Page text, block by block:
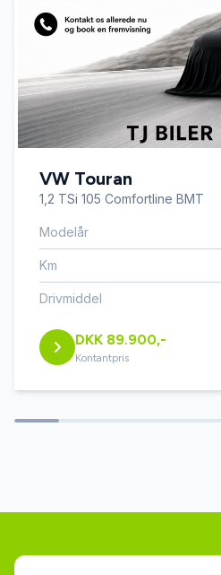
bakkamera
digitalt cockpit
el-betjent bagklap
el-indstilleligt førersæde
fjernbetjent centrallås
frunk
VW Touran
1,2 TSi 105 Comfortline BMT
Modelår
Km
Drivmiddel
DKK 89.900,-
Kontantpris